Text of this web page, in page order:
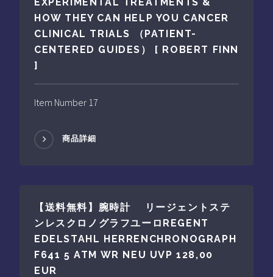
HOW THEY CAN HELP YOU CANCER
CLINICAL TRIALS （PATIENT-
CENTERED GUIDES） [ ROBERT FINN
]
Item Number 17
商品詳細
【送料無料】腕時計 リージェントステ
ンレスクロノグラフユーロREGENT
EDELSTAHL HERRENCHRONOGRAPH
F641 5 ATM WR NEU UVP 128,00
EUR